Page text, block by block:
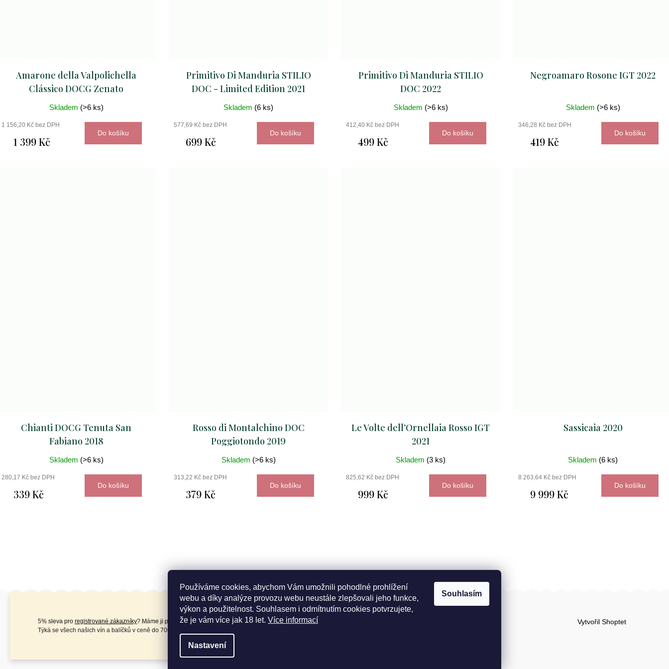
Používáme cookies, abychom Vám umožnili pohodlné prohlížení
webu a díky analýze provozu webu neustále zlepšovali jeho funkce,
výkon a použitelnost. Souhlasem i odmítnutím cookies potvrzujete,
že je vám více jak 18 let. Více informací
Nastavení
Souhlasím
5% sleva pro registrované zákazníky? Máme ji pro vás připravenou!
Týká se všech našich vín a balíčků v ceně do 700 Kč.
Amarone della Valpolichella
Clássico DOCG Zenato
Skladem (>6 ks)
1 156,20 Kč bez DPH
1 399 Kč
Do košíku
Primitivo Di Manduria STILIO
DOC - Limited Edition 2021
Skladem (6 ks)
577,69 Kč bez DPH
699 Kč
Do košíku
Primitivo Di Manduria STILIO
DOC 2022
Skladem (>6 ks)
412,40 Kč bez DPH
499 Kč
Do košíku
Negroamaro Rosone IGT 2022
Skladem (>6 ks)
346,28 Kč bez DPH
419 Kč
Do košíku
Chianti DOCG Tenuta San
Fabiano 2018
Skladem (>6 ks)
280,17 Kč bez DPH
339 Kč
Do košíku
Rosso di Montalchino DOC
Poggiotondo 2019
Skladem (>6 ks)
313,22 Kč bez DPH
379 Kč
Do košíku
Le Volte dell’Ornellaia Rosso IGT
2021
Skladem (3 ks)
825,62 Kč bez DPH
999 Kč
Do košíku
Sassicaia 2020
Skladem (6 ks)
8 263,64 Kč bez DPH
9 999 Kč
Do košíku
á
a
Vytvořil Shoptet
Copyright 2026refugeewines.cz. Všechna práva vyhrazena.Upravit nastavení cookies